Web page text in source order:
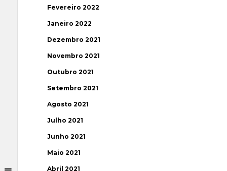
Fevereiro 2022
Janeiro 2022
Dezembro 2021
Novembro 2021
Outubro 2021
Setembro 2021
Agosto 2021
Julho 2021
Junho 2021
Maio 2021
Abril 2021